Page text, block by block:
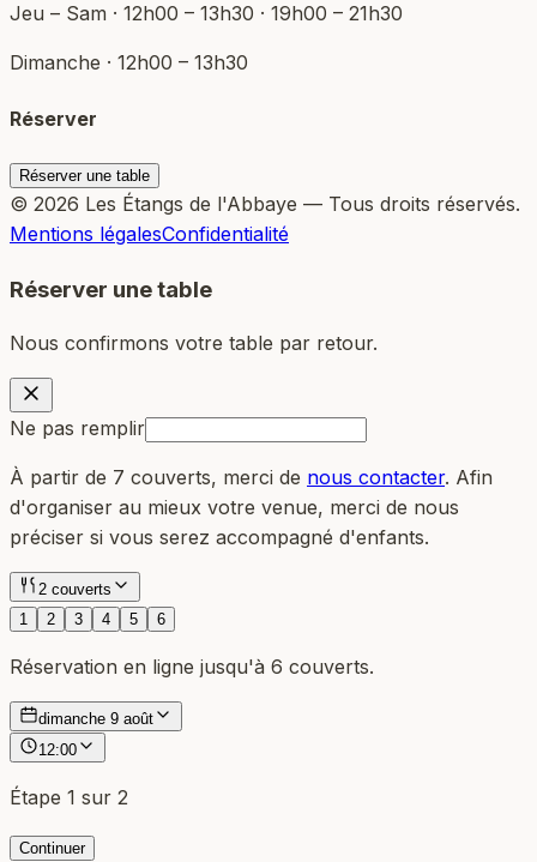
Jeu – Sam · 12h00 – 13h30 · 19h00 – 21h30
Dimanche · 12h00 – 13h30
Réserver
Réserver une table
© 2026 Les Étangs de l'Abbaye — Tous droits réservés.
Mentions légalesConfidentialité
Réserver une table
Nous confirmons votre table par retour.
Ne pas remplir
À partir de 7 couverts, merci de nous contacter. Afin
d'organiser au mieux votre venue, merci de nous
préciser si vous serez accompagné d'enfants.
2 couverts
1
2 3 4 5 6
Réservation en ligne jusqu'à 6 couverts.
dimanche 9 août
12:00
Étape 1 sur 2
Continuer